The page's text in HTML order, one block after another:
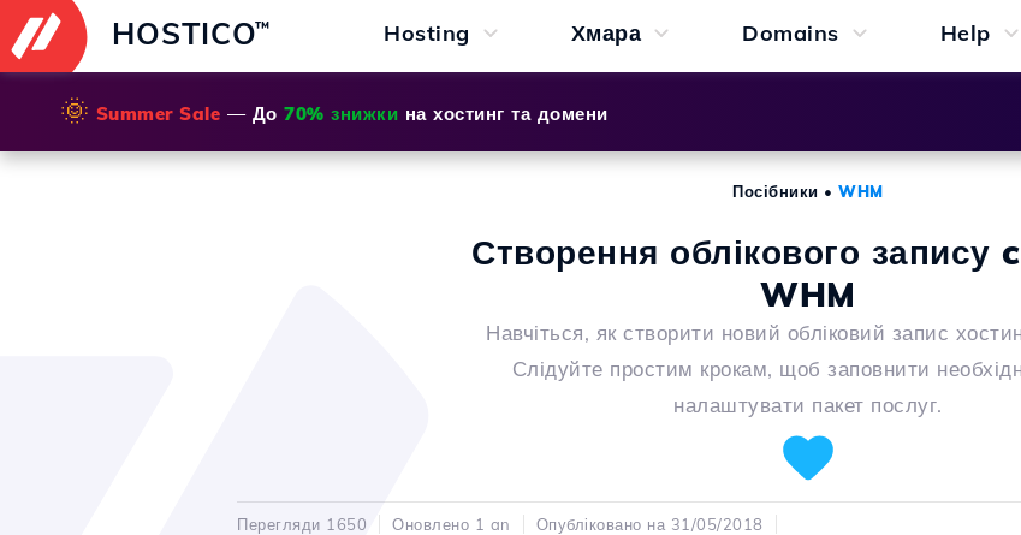
HOSTICO™ Hosting Хмара Domains Help
🌞 Summer Sale — До 70% знижки на хостинг та домени
Посібники •WHM
Створення облікового запису
WHM
Навчіться, як створити новий обліковий запис
Слідуйте простим крокам, щоб заповнити
налаштувати пакет послуг.
Перегляди 1650 Оновлено 1 an Опубліковано на 31/05/2018